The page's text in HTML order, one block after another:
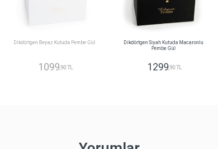
Dikdörtgen Beyaz Kutuda Pembe Gül
1099,90 TL
Dikdörtgen Siyah Kutuda Macaronlu
Pembe Gül
1299,90 TL